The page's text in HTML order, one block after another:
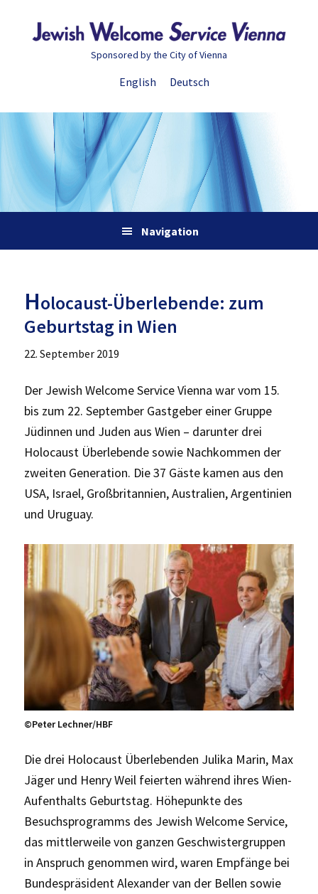
Hauptnavigation
Hauptsidebar
Fußzeile
Sponsored by the City of Vienna
English Deutsch
Navigation
Holocaust-Überlebende: zum
Geburtstag in Wien
22. September 2019
Der Jewish Welcome Service Vienna war vom 15.
bis zum 22. September Gastgeber einer Gruppe
Jüdinnen und Juden aus Wien – darunter drei
Holocaust Überlebende sowie Nachkommen der
zweiten Generation. Die 37 Gäste kamen aus den
USA, Israel, Großbritannien, Australien, Argentinien
und Uruguay.
©️Peter Lechner/HBF
Die drei Holocaust Überlebenden Julika Marin, Max
Jäger und Henry Weil feierten während ihres Wien-
Aufenthalts Geburtstag. Höhepunkte des
Besuchsprogramms des Jewish Welcome Service,
das mittlerweile von ganzen Geschwistergruppen
in Anspruch genommen wird, waren Empfänge bei
Bundespräsident Alexander van der Bellen sowie